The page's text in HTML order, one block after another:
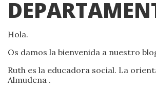
Hola.
Os damos la bienvenida a nuestro
Ruth es la educadora social. La
Almudena .